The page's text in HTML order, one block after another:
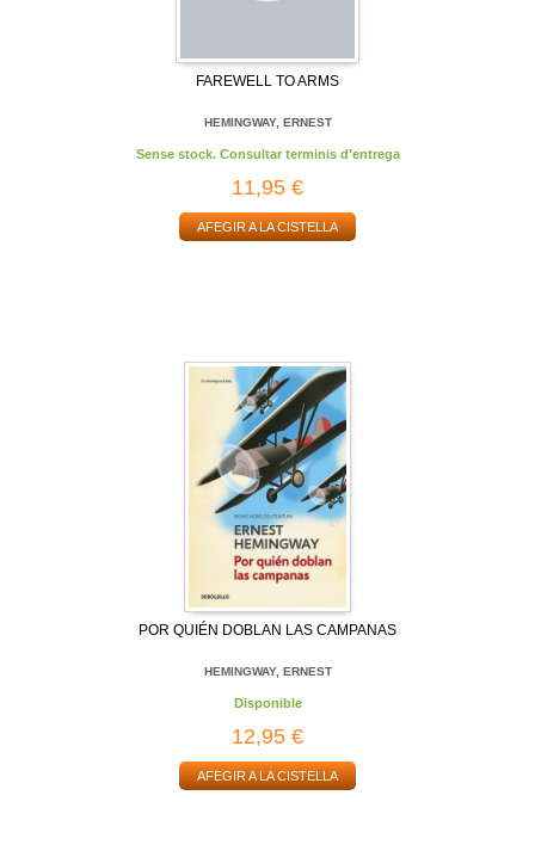
FAREWELL TO ARMS
HEMINGWAY, ERNEST
Sense stock. Consultar terminis d'entrega
11,95 €
AFEGIR A LA CISTELLA
POR QUIÉN DOBLAN LAS CAMPANAS
HEMINGWAY, ERNEST
Disponible
12,95 €
AFEGIR A LA CISTELLA